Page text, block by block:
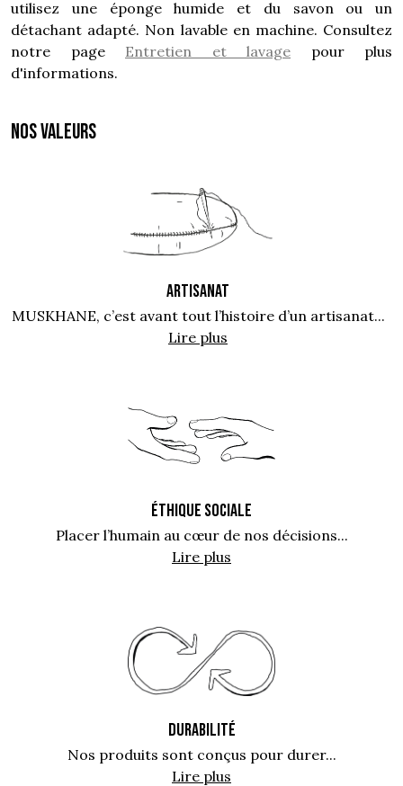
utilisez une éponge humide et du savon ou un
détachant adapté. Non lavable en machine. Consultez
notre page Entretien et lavage pour plus
d'informations.
NOS VALEURS
ARTISANAT
MUSKHANE, c’est avant tout l’histoire d’un artisanat...
Lire plus
ÉTHIQUE SOCIALE
Placer l’humain au cœur de nos décisions...
Lire plus
DURABILITÉ
Nos produits sont conçus pour durer...
Lire plus